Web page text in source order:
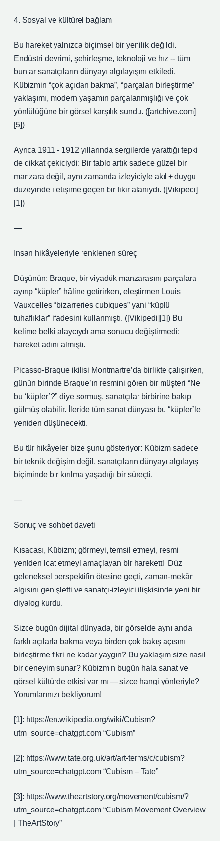
4. Sosyal ve kültürel bağlam
Bu hareket yalnızca biçimsel bir yenilik değildi.
Endüstri devrimi, şehirleşme, teknoloji ve hız ‑‑ tüm
bunlar sanatçıların dünyayı algılayışını etkiledi.
Kübizmin “çok açıdan bakma”, “parçaları birleştirme”
yaklaşımı, modern yaşamın parçalanmışlığı ve çok
yönlülüğüne bir görsel karşılık sundu. ([artchive.com]
[5])
Ayrıca 1911 ­‑ 1912 yıllarında sergilerde yarattığı tepki
de dikkat çekiciydi: Bir tablo artık sadece güzel bir
manzara değil, aynı zamanda izleyiciyle akıl + duygu
düzeyinde iletişime geçen bir fikir alanıydı. ([Vikipedi]
[1])
—
İnsan hikâyeleriyle renklenen süreç
Düşünün: Braque, bir viyadük manzarasını parçalara
ayırıp “küpler” hâline getirirken, eleştirmen Louis
Vauxcelles “bizarreries cubiques” yani “küplü
tuhaflıklar” ifadesini kullanmıştı. ([Vikipedi][1]) Bu
kelime belki alaycıydı ama sonucu değiştirmedi:
hareket adını almıştı.
Picasso‑Braque ikilisi Montmartre’da birlikte çalışırken,
günün birinde Braque’ın resmini gören bir müşteri “Ne
bu ‘küpler’?” diye sormuş, sanatçılar birbirine bakıp
gülmüş olabilir. İleride tüm sanat dünyası bu “küpler”le
yeniden düşünecekti.
Bu tür hikâyeler bize şunu gösteriyor: Kübizm sadece
bir teknik değişim değil, sanatçıların dünyayı algılayış
biçiminde bir kırılma yaşadığı bir süreçti.
—
Sonuç ve sohbet daveti
Kısacası, Kübizm; görmeyi, temsil etmeyi, resmi
yeniden icat etmeyi amaçlayan bir hareketti. Düz
geleneksel perspektifin ötesine geçti, zaman‑mekân
algısını genişletti ve sanatçı‑izleyici ilişkisinde yeni bir
diyalog kurdu.
Sizce bugün dijital dünyada, bir görselde aynı anda
farklı açılarla bakma veya birden çok bakış açısını
birleştirme fikri ne kadar yaygın? Bu yaklaşım size nasıl
bir deneyim sunar? Kübizmin bugün hala sanat ve
görsel kültürde etkisi var mı — sizce hangi yönleriyle?
Yorumlarınızı bekliyorum!
[1]: https://en.wikipedia.org/wiki/Cubism?
utm_source=chatgpt.com “Cubism”
[2]: https://www.tate.org.uk/art/art-terms/c/cubism?
utm_source=chatgpt.com “Cubism – Tate”
[3]: https://www.theartstory.org/movement/cubism/?
utm_source=chatgpt.com “Cubism Movement Overview
| TheArtStory”